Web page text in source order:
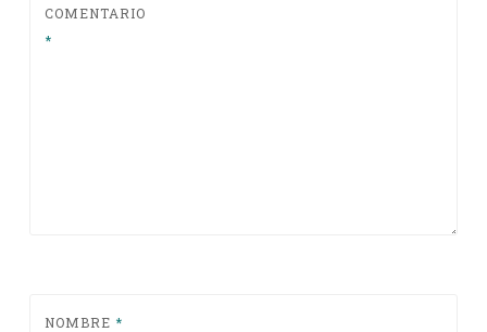
COMENTARIO
*
NOMBRE *